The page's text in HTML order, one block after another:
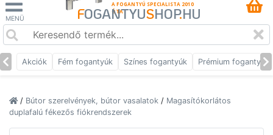
MENÜ
A FOGANTYÚ SPECIALISTA 2010
ÓTA
FOGANTYUSHOP.HU
Akciók Fém fogantyúk Színes fogantyúk Prémium fogantyúk
/ Bútor szerelvények, bútor vasalatok / Magasítókorlátos
duplafalú fékezős fiókrendszerek